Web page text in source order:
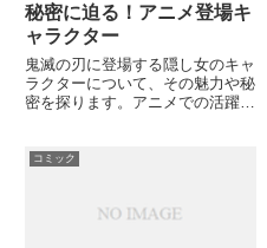
秘密に迫る！アニメ登場キ
ャラクター
鬼滅の刃に登場する隠し女のキャ
ラクターについて、その魅力や秘
密を探ります。アニメでの活躍や
す。隠し女の正体は一体誰なので
コミック